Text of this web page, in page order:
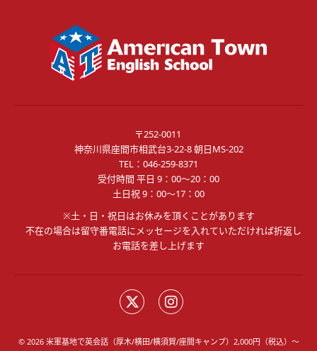
〒252-0011
神奈川県座間市相武台3-22-8 朝日MS-202
TEL： 046-259-8371
受付時間 平日 9：00～20：00
土日祝 9：00～17：00
※土・日・祝日はお休みを頂くことがあります
不在の場合は留守番電話にメッセージを入れていただければ折返し
お電話を差し上げます
© 2026 米軍基地で英会話（厚木/横田/横須賀/座間キャンプ）2,000円（税込）～